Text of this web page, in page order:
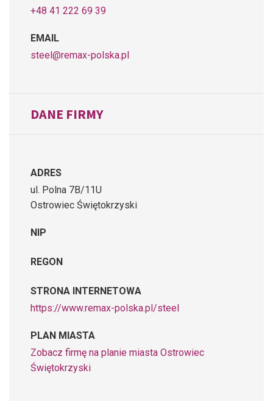
+48 41 222 69 39
EMAIL
steel@remax-polska.pl
DANE FIRMY
ADRES
ul. Polna 7B/11U
Ostrowiec Świętokrzyski
NIP
REGON
STRONA INTERNETOWA
https://www.remax-polska.pl/steel
PLAN MIASTA
Zobacz firmę na planie miasta Ostrowiec
Świętokrzyski